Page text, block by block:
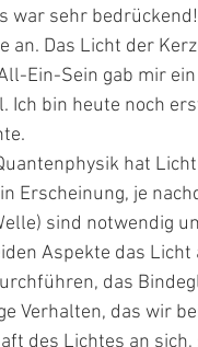
war sehr
an. Das Licht der
Ein-Sein gab mir
Ich bin heute noch
hat
Erscheinung, je
sind notwendig
Aspekte das Licht
das
Verhalten, das wir
des Lichtes an